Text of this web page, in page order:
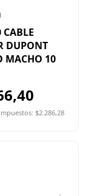
DUPONT
MACHO 10
$2.286,28